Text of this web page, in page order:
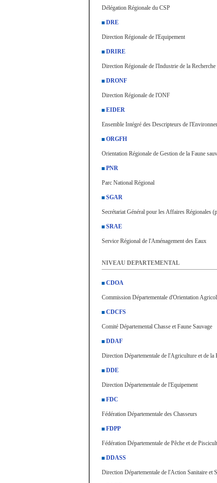
Délégation Régionale du CSP
DRE
Direction Régionale de l'Equipement
DRIRE
Direction Régionale de l'Industrie de la
DRONF
Direction Régionale de l'ONF
EIDER
Ensemble Intégré des Descripteurs de
ORGFH
Orientation Régionale de Gestion de la Faune
PNR
Parc National Régional
SGAR
Secrétariat Général pour les Affaires Régionales
SRAE
Service Régional de l'Aménagement des Eaux
NIVEAU DEPARTEMENTAL
CDOA
Commission Départementale d'Orientation
CDCFS
Comité Départemental Chasse et Faune Sauvage
DDAF
Direction Départementale de l'Agriculture et de la
DDE
Direction Départementale de l'Equipement
FDC
Fédération Départementale des Chasseurs
FDPP
Fédération Départementale de Pêche et de
DDASS
Direction Départementale de l'Action Sanitaire et